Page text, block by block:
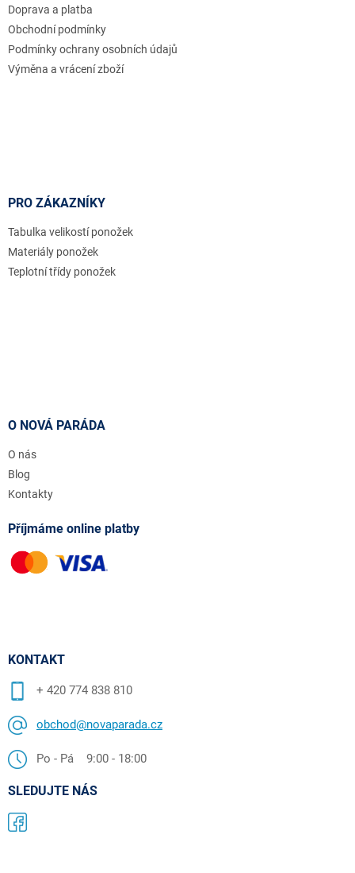
Doprava a platba
Obchodní podmínky
Podmínky ochrany osobních údajů
Výměna a vrácení zboží
PRO ZÁKAZNÍKY
Tabulka velikostí ponožek
Materiály ponožek
Teplotní třídy ponožek
O NOVÁ PARÁDA
O nás
Blog
Kontakty
Příjmáme online platby
KONTAKT
+ 420 774 838 810
obchod@novaparada.cz
Po - Pá 9:00 - 18:00
SLEDUJTE NÁS